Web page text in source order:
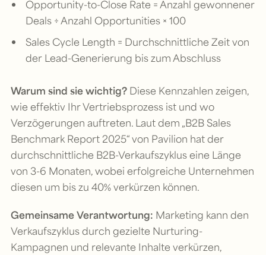
Opportunity-to-Close Rate = Anzahl gewonnener
Deals ÷ Anzahl Opportunities × 100
Sales Cycle Length = Durchschnittliche Zeit von
der Lead-Generierung bis zum Abschluss
Warum sind sie wichtig? Diese Kennzahlen zeigen,
wie effektiv Ihr Vertriebsprozess ist und wo
Verzögerungen auftreten. Laut dem „B2B Sales
Benchmark Report 2025“ von Pavilion hat der
durchschnittliche B2B-Verkaufszyklus eine Länge
von 3-6 Monaten, wobei erfolgreiche Unternehmen
diesen um bis zu 40% verkürzen können.
Gemeinsame Verantwortung: Marketing kann den
Verkaufszyklus durch gezielte Nurturing-
Kampagnen und relevante Inhalte verkürzen,